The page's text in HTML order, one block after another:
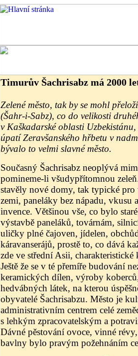
Timurův Šachrisabz má 2000
Zelené město, tak by se mohl
(Šahr-i-Sabz), co do velikosti
v Kaškadarské oblasti
úpatí Zeravšanského hřbetu v
bývalo to velmi slavné město.
Současný Šachrisabz neoplývá
pomineme-li všudypřítomnou
stavěly nové domy, tak typické pro
zemi, paneláky bez nápadu, vkusu
invence. Většinou vše, co bylo
výstavbě paneláků, továrnám,
uličky plné čajoven, jídelen,
káravanserájů, prostě to, co dává
zde ve střední Asii,
Ještě že se v té přemíře budování
keramických dílen, výroby
hedvábných látek, na kterou
obyvatelé Šachrisabzu. Město je
administrativním centrem celé
s lehkým zpracovatelským a
Dávné pěstování ovoce, vinné
bavlny bylo pravým požehnáním